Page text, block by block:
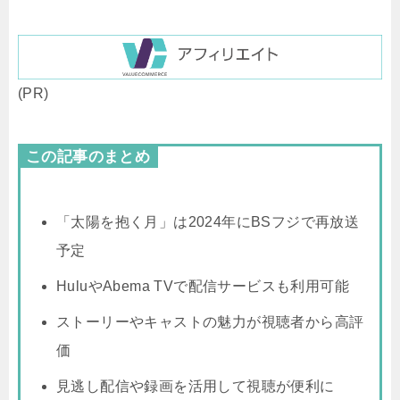
(PR)
この記事のまとめ
「太陽を抱く月」は2024年にBSフジで再放送
予定
HuluやAbema TVで配信サービスも利用可能
ストーリーやキャストの魅力が視聴者から高評
価
見逃し配信や録画を活用して視聴が便利に